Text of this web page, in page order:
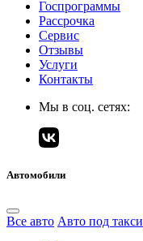
Госпрограммы
Рассрочка
Сервис
Отзывы
Услуги
Контакты
Мы в соц. сетях:
Автомобили
Все авто Авто под такси